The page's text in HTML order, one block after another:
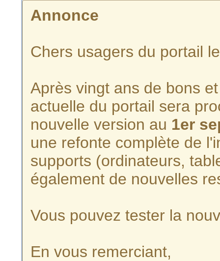
Annonce
Chers usagers du portail
Après vingt ans de bons
actuelle du portail sera
nouvelle version au 1er
une refonte complète de
supports (ordinateurs,
également de nouvelles
Vous pouvez tester la
En vous remerciant,